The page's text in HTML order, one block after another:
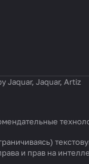
Jaquar, Jaquar, Artiz
и прав на